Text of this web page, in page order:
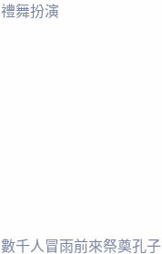
禮舞扮演
數千人冒雨前來祭奠孔子